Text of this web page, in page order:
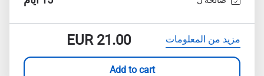
مزيد من المعلومات EUR21.00
Add to cart